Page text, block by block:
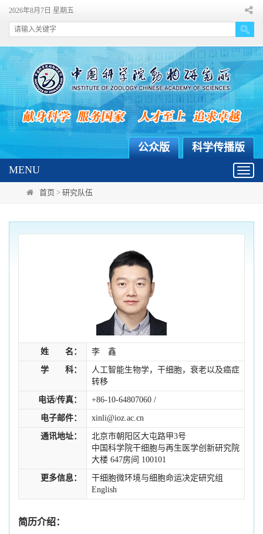
2026年8月7日 星期五
科学传播版
公众版
MENU
首页 > 研究队伍
姓 名： 李 鑫
学 科：
人工智能生物学，干细胞，衰老以及癌症
转移
电话/传真： +86-10-64807060 /
电子邮件： xinli@ioz.ac.cn
通讯地址：
北京市朝阳区大屯路甲3号
中国科学院干细胞与再生医学创新研究院
大楼 647房间 100101
更多信息：
干细胞微环境与细胞命运决定研究组
English
简历介绍：